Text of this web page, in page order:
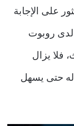
على الإجابة
لدى روبوت
فلا يزال
له حتى يسهل